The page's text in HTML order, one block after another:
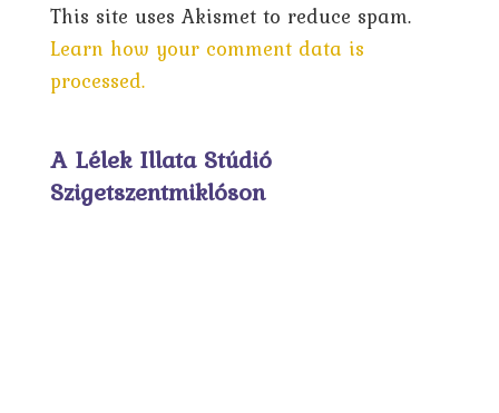
This site uses Akismet to reduce spam.
Learn how your comment data is
processed.
A Lélek Illata Stúdió
Szigetszentmiklóson